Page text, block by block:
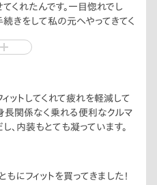
くれたんです。一目惚れでし
きをして私の元へやってきてく
ットしてくれて疲れを軽減して
長関係なく乗れる便利なクルマ
、内装もとても凝っています。
にフィットを買ってきました！